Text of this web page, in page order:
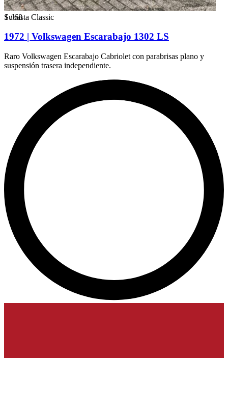
1/68
Subasta Classic
1972 | Volkswagen Escarabajo 1302 LS
Raro Volkswagen Escarabajo Cabriolet con parabrisas plano y
suspensión trasera independiente.